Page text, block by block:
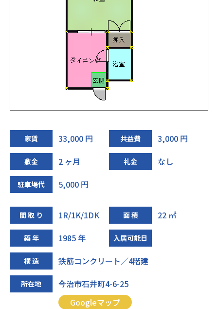
家賃 33,000 円 共益費 3,000 円
敷金 2 ヶ月 礼金 なし
駐車場代 5,000 円
間 取 り 1R/1K/1DK 面 積 22 ㎡
築 年 1985 年 入居可能日
構 造 鉄筋コンクリート／4階建
所在地
今治市石井町4-6-25
Googleマップ